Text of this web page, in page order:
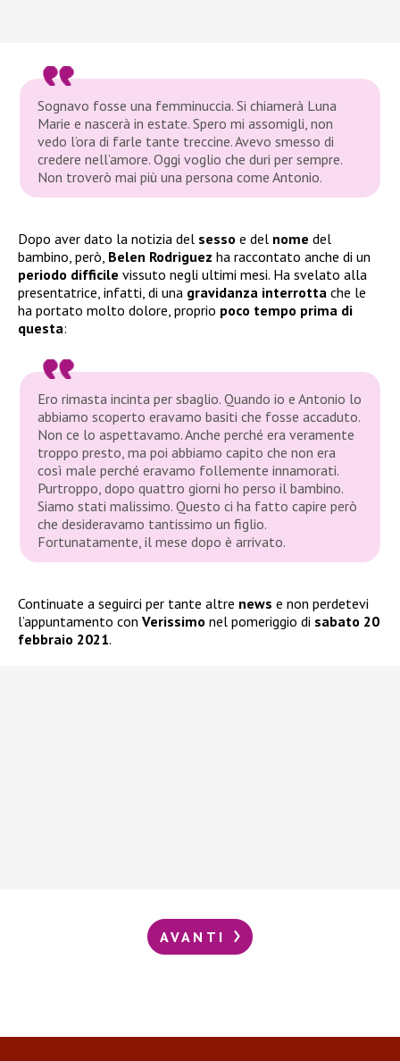
Sognavo fosse una femminuccia. Si chiamerà Luna
Marie e nascerà in estate. Spero mi assomigli, non
vedo l’ora di farle tante treccine. Avevo smesso di
credere nell’amore. Oggi voglio che duri per sempre.
Non troverò mai più una persona come Antonio.
Dopo aver dato la notizia del sesso e del nome del
bambino, però, Belen Rodriguez ha raccontato anche di un
periodo difficile vissuto negli ultimi mesi. Ha svelato alla
presentatrice, infatti, di una gravidanza interrotta che le
ha portato molto dolore, proprio poco tempo prima di
questa:
Ero rimasta incinta per sbaglio. Quando io e Antonio lo
abbiamo scoperto eravamo basiti che fosse accaduto.
Non ce lo aspettavamo. Anche perché era veramente
troppo presto, ma poi abbiamo capito che non era
così male perché eravamo follemente innamorati.
Purtroppo, dopo quattro giorni ho perso il bambino.
Siamo stati malissimo. Questo ci ha fatto capire però
che desideravamo tantissimo un figlio.
Fortunatamente, il mese dopo è arrivato.
Continuate a seguirci per tante altre news e non perdetevi
l’appuntamento con Verissimo nel pomeriggio di sabato 20
febbraio 2021.
AVANTI